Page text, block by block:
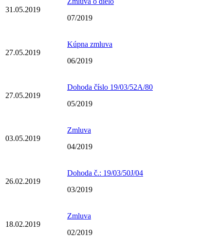
31.05.2019
07/2019
27.05.2019
Kúpna zmluva
06/2019
27.05.2019
Dohoda číslo 19/03/52A/80
05/2019
03.05.2019
Zmluva
04/2019
26.02.2019
Dohoda č.: 19/03/50J/04
03/2019
18.02.2019
Zmluva
02/2019